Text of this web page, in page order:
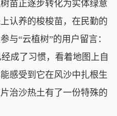
苗正逐步转化为实体绿意
认养的梭梭苗，在民勤的
与“云植树”的用户留言：
成了习惯，看着地图上自
感受到它在风沙中扎根生
治沙热土有了一份特殊的